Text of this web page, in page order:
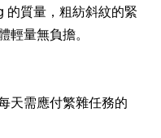
的質量，粗紡斜紋的緊
量無負擔。
天需應付繁雜任務的